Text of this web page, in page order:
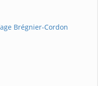
Brégnier-Cordon